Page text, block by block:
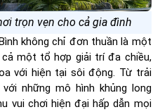
trọn vẹn cho cả gia đình
không chỉ đơn thuần là một
một tổ hợp giải trí đa chiều,
với hiện tại sôi động. Từ trải
những mô hình khủng long
vui chơi hiện đại hấp dẫn mọi